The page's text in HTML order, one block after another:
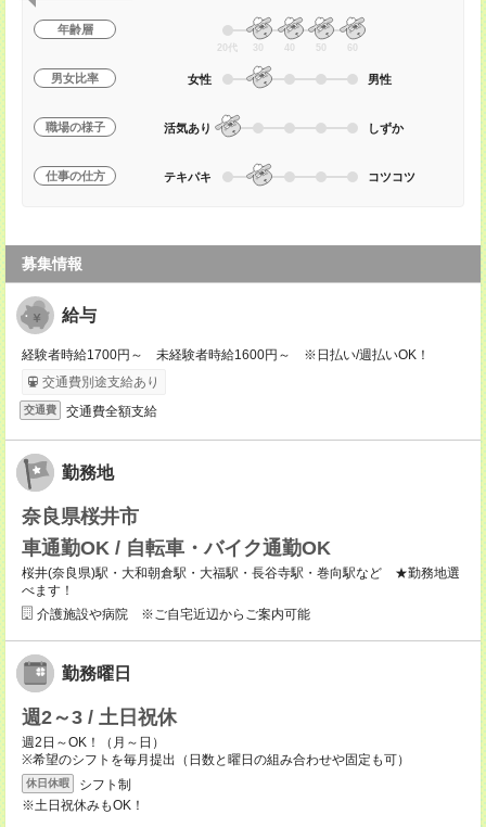
年齢層
20代 30 40 50 60
男女比率 女性 男性
職場の様子 活気あり しずか
仕事の仕方 テキパキ コツコツ
募集情報
給与
経験者時給1700円～ 未経験者時給1600円～ ※日払い/週払いOK！
交通費別途支給あり
交通費 交通費全額支給
勤務地
奈良県桜井市
車通勤OK / 自転車・バイク通勤OK
桜井(奈良県)駅・大和朝倉駅・大福駅・長谷寺駅・巻向駅など ★勤務地選
べます！
介護施設や病院 ※ご自宅近辺からご案内可能
勤務曜日
週2～3 / 土日祝休
週2日～OK！（月～日）
※希望のシフトを毎月提出（日数と曜日の組み合わせや固定も可）
休日休暇
シフト制
※土日祝休みもOK！